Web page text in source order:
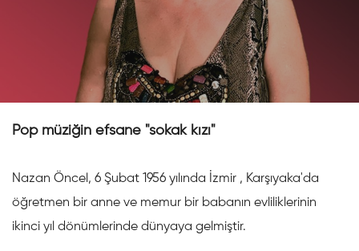
Pop müziğin efsane "sokak kızı"
Nazan Öncel, 6 Şubat 1956 yılında İzmir , Karşıyaka'da
öğretmen bir anne ve memur bir babanın evliliklerinin
ikinci yıl dönümlerinde dünyaya gelmiştir.